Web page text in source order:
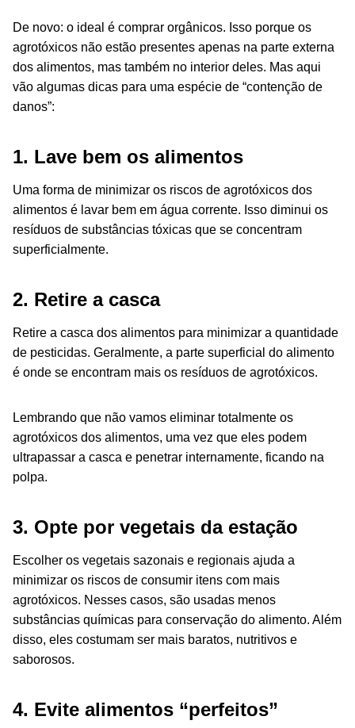
De novo: o ideal é comprar orgânicos. Isso porque os
agrotóxicos não estão presentes apenas na parte externa
dos alimentos, mas também no interior deles. Mas aqui
vão algumas dicas para uma espécie de “contenção de
danos”:
1. Lave bem os alimentos
Uma forma de minimizar os riscos de agrotóxicos dos
alimentos é lavar bem em água corrente. Isso diminui os
resíduos de substâncias tóxicas que se concentram
superficialmente.
2. Retire a casca
Retire a casca dos alimentos para minimizar a quantidade
de pesticidas. Geralmente, a parte superficial do alimento
é onde se encontram mais os resíduos de agrotóxicos.
Lembrando que não vamos eliminar totalmente os
agrotóxicos dos alimentos, uma vez que eles podem
ultrapassar a casca e penetrar internamente, ficando na
polpa.
3. Opte por vegetais da estação
Escolher os vegetais sazonais e regionais ajuda a
minimizar os riscos de consumir itens com mais
agrotóxicos. Nesses casos, são usadas menos
substâncias químicas para conservação do alimento. Além
disso, eles costumam ser mais baratos, nutritivos e
saborosos.
4. Evite alimentos “perfeitos”